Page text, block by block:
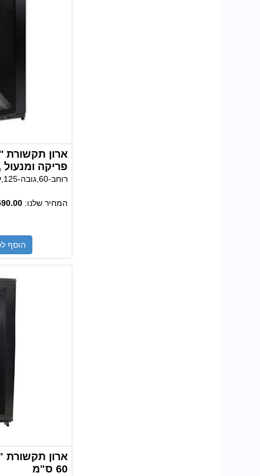
פריקה ומנעול
רוחב-60,גובה-125,עומק-60 ס"מ,
המחיר שלנו:
הוסף
60 ס"מ